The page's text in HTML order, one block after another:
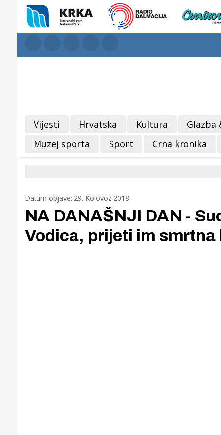
Vijesti Hrvatska Kultura Glazba
Muzej sporta
Sport Crna kronika
Datum objave: 29. Kolovoz 2018
NA DANAŠNJI DAN -
Vodica, prijeti im smrtna